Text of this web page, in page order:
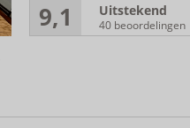
9,1 Uitstekend
40 beoordelingen